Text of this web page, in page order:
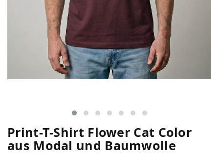
Print-T-Shirt Flower Cat Color
aus Modal und Baumwolle